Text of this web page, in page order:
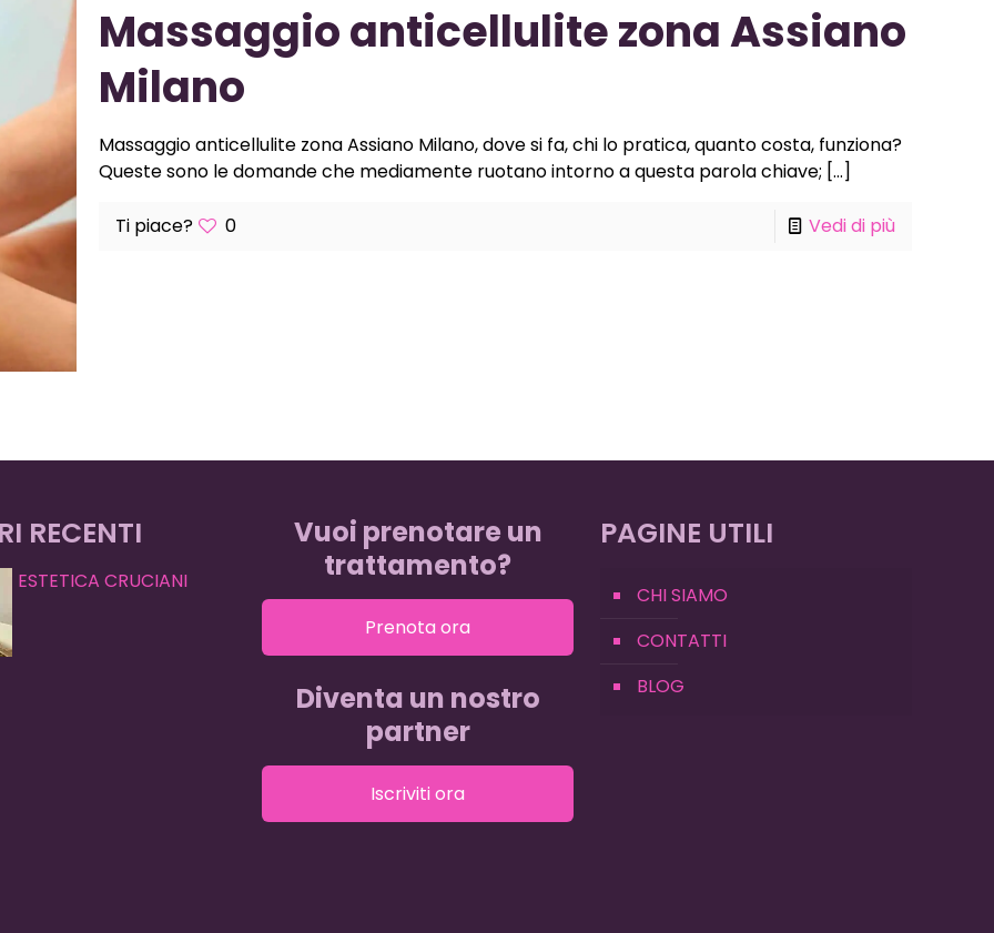
Massaggio anticellulite zona Assiano
Milano
Massaggio anticellulite zona Assiano Milano, dove si fa, chi lo pratica, quanto costa, funziona?
Queste sono le domande che mediamente ruotano intorno a questa parola chiave; […]
Ti piace? 0 Vedi di più
RECENTI
ESTETICA CRUCIANI
Vuoi prenotare un
trattamento?
Prenota ora
Diventa un nostro
partner
Iscriviti ora
PAGINE UTILI
CHI SIAMO
CONTATTI
BLOG